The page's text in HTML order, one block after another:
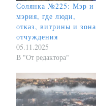
Солянка №225: Мэр и
мэрия, где люди,
отказ, витрины и зона
отчуждения
05.11.2025
В "От редактора"